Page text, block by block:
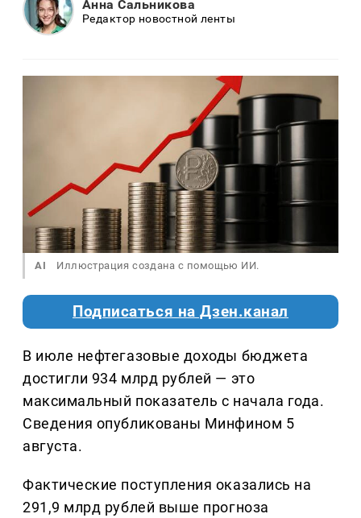
Анна Сальникова
Редактор новостной ленты
AI Иллюстрация создана с помощью ИИ.
Подписаться на Дзен.канал
В июле нефтегазовые доходы бюджета
достигли 934 млрд рублей — это
максимальный показатель с начала года.
Сведения опубликованы Минфином 5
августа.
Фактические поступления оказались на
291,9 млрд рублей выше прогноза